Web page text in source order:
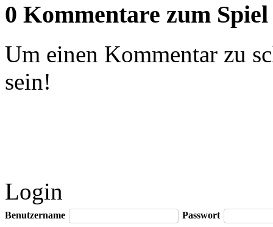
0 Kommentare zum Spiel
Um einen Kommentar zu
sein!
Login
Benutzername Passwort